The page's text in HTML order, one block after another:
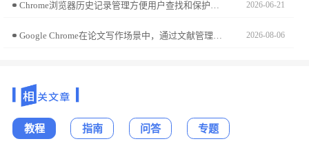
2026-06-21
Google Chrome在论文写作场景中，通过文献管理与引用插件配置，可大幅降低资料整理负担。本指南精选涵盖文献采集、逻辑润色及格式处理的利器，助您实现学术写作效率的质变。 2026-08-06
教程 指南 问答 专题